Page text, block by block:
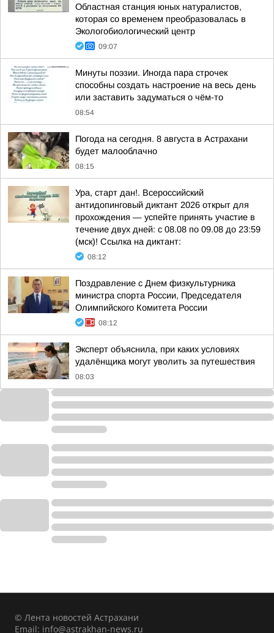
Областная станция юных натуралистов,
которая со временем преобразовалась в
Экологобиологический центр
09:07
Минуты поэзии. Иногда пара строчек
способны создать настроение на весь день
или заставить задуматься о чём-то
08:54
Погода на сегодня. 8 августа в Астрахани
будет малооблачно
08:15
Ура, старт дан!. Всероссийский
антидопинговый диктант 2026 открыт для
прохождения — успейте принять участие в
течение двух дней: с 08.08 по 09.08 до 23:59
(мск)! Ссылка на диктант:
08:12
Поздравление с Днем физкультурника
министра спорта России, Председателя
Олимпийского Комитета России
08:12
Эксперт объяснила, при каких условиях
удалёнщика могут уволить за путешествия
08:03
© Лента новостей Астрахани
Email: info@astrakhan-news.ru